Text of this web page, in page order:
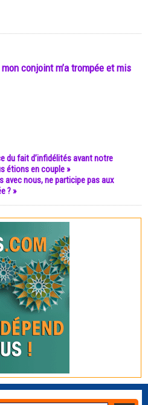
conjoint m’a trompée et mis
du fait d’infidélités avant notre
étions en couple »
avec nous, ne participe pas aux
? »